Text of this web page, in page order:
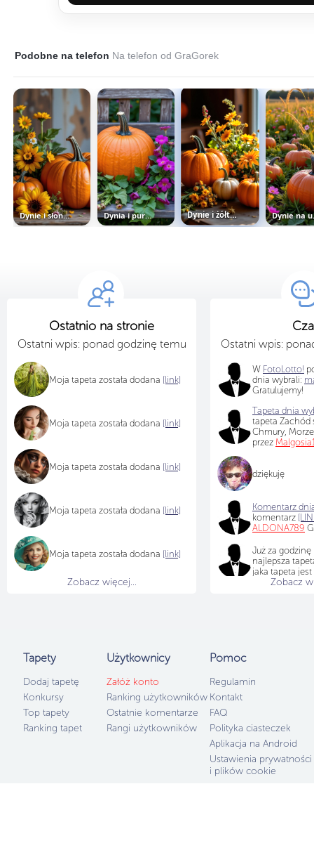
Podobne na telefon Na telefon od GraGorek
Dynie i słoneczniki ozdobne na... Dynia i purpurowe kwiaty z... Dynie i żółte kwiaty na stole
Ostatnio na stronie
Ostatni wpis: ponad godzinę temu
Moja tapeta została dodana [link]
Moja tapeta została dodana [link]
Moja tapeta została dodana [link]
Moja tapeta została dodana [link]
Moja tapeta została dodana [link]
Zobacz więcej...
Ostatni wpis:
W FotoLotto!
dnia wybrali:
Gratulujemy!
Tapeta dnia
tapeta Zachód
Chmury,
przez
dziękuję
Komentarz
komentarz
ALDONA789
Już za
najlepsza
jaka tapeta
Zobacz
Tapety
Dodaj tapetę
Konkursy
Top tapety
Ranking tapet
Użytkownicy
Załóż konto
Ranking użytkowników
Ostatnie komentarze
Rangi użytkowników
Pomoc
Regulamin
Kontakt
FAQ
Polityka ciasteczek
Aplikacja na Android
Ustawienia prywatności
i plików cookie